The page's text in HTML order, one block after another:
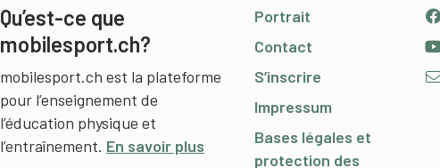
Qu’est-ce que
mobilesport.ch?
mobilesport.ch est la plateforme
pour l’enseignement de
l’éducation physique et
l’entraînement. En savoir plus
Portrait
Contact
S’inscrire
Impressum
Bases légales et
protection des